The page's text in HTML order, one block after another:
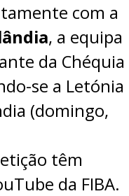
com a
, a equipa
da Chéquia
se a Letónia
(domingo,
têm
da FIBA.